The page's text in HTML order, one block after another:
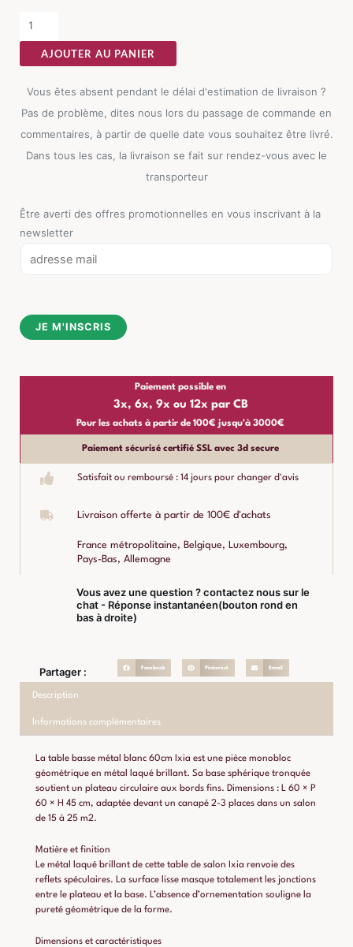
Blanc
Cassé
Ixia
AJOUTER AU PANIER
Vous êtes absent pendant le délai d'estimation de livraison ?
Pas de problème, dites nous lors du passage de commande en
commentaires, à partir de quelle date vous souhaitez être livré.
Dans tous les cas, la livraison se fait sur rendez-vous avec le
transporteur
Être averti des offres promotionnelles en vous inscrivant à la
newsletter
m
l
JE M'INSCRIS
Paiement possible en
3x, 6x, 9x ou 12x par CB
Pour les achats à partir de 100€ jusqu'à 3000€
Paiement sécurisé certifié SSL avec 3d secure
Satisfait ou remboursé : 14 jours pour changer d'avis
Livraison offerte à partir de 100€ d'achats
France métropolitaine, Belgique, Luxembourg,
Pays-Bas, Allemagne
Vous avez une question ? contactez nous sur le
chat - Réponse instantanéen(bouton rond en
bas à droite)
Partager : Facebook Pinterest Email
Description
Informations complémentaires
La table basse métal blanc 60cm Ixia est une pièce monobloc
géométrique en métal laqué brillant. Sa base sphérique tronquée
soutient un plateau circulaire aux bords fins. Dimensions : L 60 × P
60 × H 45 cm, adaptée devant un canapé 2-3 places dans un salon
de 15 à 25 m2.
Matière et finition
Le métal laqué brillant de cette table de salon Ixia renvoie des
reflets spéculaires. La surface lisse masque totalement les jonctions
entre le plateau et la base. L’absence d’ornementation souligne la
pureté géométrique de la forme.
Dimensions et caractéristiques